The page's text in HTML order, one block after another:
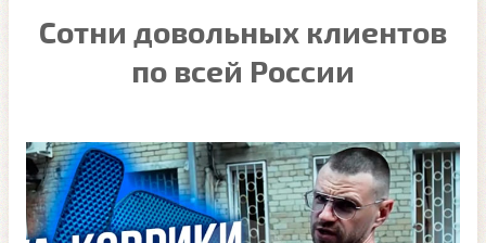
Сотни довольных клиентов
по всей России